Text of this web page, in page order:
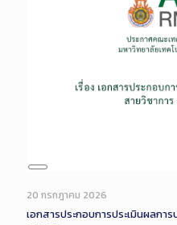
Long
Description
20 กรกฎาคม 2026
เอกสารประกอบการประเมินผลก